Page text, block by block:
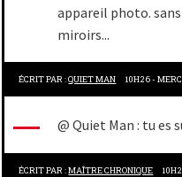
appareil photo.
miroirs...
ÉCRIT PAR :QUIET MAN 10H26-
@ Quiet Man : tu es
ÉCRIT PAR :MAÎTRE CHRONIQUE